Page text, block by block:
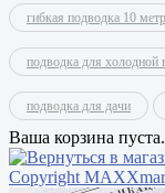
гибкая подводка 10
подводка для холодной
подводка для дачи
Ваша корзина пуста.
Copyright